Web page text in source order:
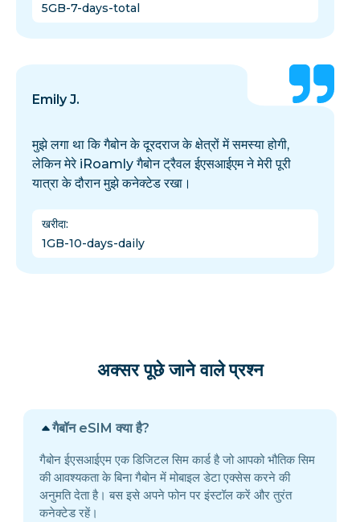
5GB-7-days-total
Emily J.
मुझे लगा था कि गैबोन के दूरदराज के क्षेत्रों में समस्या होगी,
लेकिन मेरे iRoamly गैबोन ट्रैवल ईएसआईएम ने मेरी पूरी
यात्रा के दौरान मुझे कनेक्टेड रखा।
खरीदा:
1GB-10-days-daily
अक्सर पूछे जाने वाले प्रश्न
गैबॉन eSIM क्या है?
गैबोन ईएसआईएम एक डिजिटल सिम कार्ड है जो आपको भौतिक सिम
की आवश्यकता के बिना गैबोन में मोबाइल डेटा एक्सेस करने की
अनुमति देता है। बस इसे अपने फोन पर इंस्टॉल करें और तुरंत
कनेक्टेड रहें।